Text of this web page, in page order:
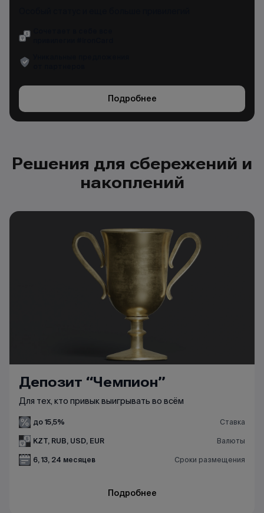
Подробнее
Решения для сбережений и
накоплений
Депозит “Чемпион”
Для тех, кто привык выигрывать во всём
до 15,5% Ставка
KZT, RUB, USD, EUR Валюты
6, 13, 24 месяцев Сроки размещения
Подробнее